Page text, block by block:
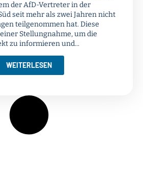
der AfD-Vertreter in der
seit mehr als zwei Jahren nicht
teilgenommen hat. Diese
Stellungnahme, um die
zu informieren und...
WEITERLESEN